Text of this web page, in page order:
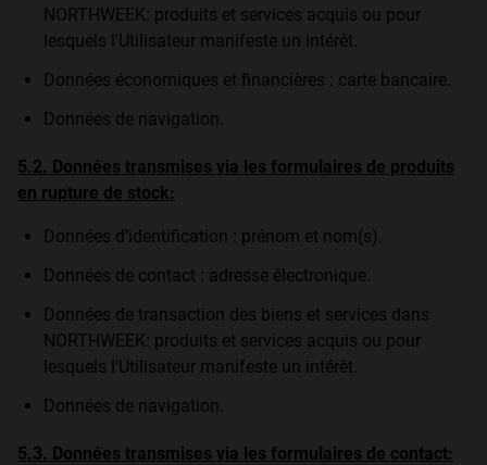
NORTHWEEK: produits et services acquis ou pour
lesquels l'Utilisateur manifeste un intérêt.
Données économiques et financières : carte bancaire.
Données de navigation.
5.2. Données transmises via les formulaires de produits
en rupture de stock:
Données d’identification : prénom et nom(s).
Données de contact : adresse électronique.
Données de transaction des biens et services dans
NORTHWEEK: produits et services acquis ou pour
lesquels l'Utilisateur manifeste un intérêt.
Données de navigation.
5.3. Données transmises via les formulaires de contact: